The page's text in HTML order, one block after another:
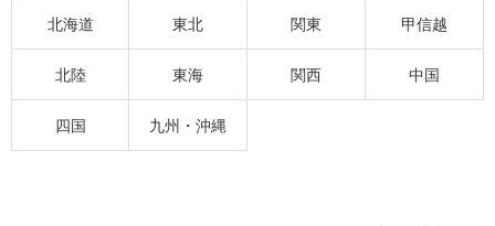
北海道 東北 関東 甲信越
北陸 東海 関西 中国
四国 九州・沖縄